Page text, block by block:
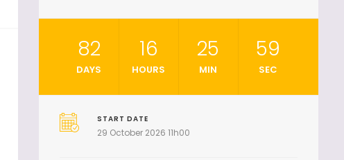
82
DAYS
16
HOURS
25
MIN
58
SEC
START DATE
29 October 2026 11h00